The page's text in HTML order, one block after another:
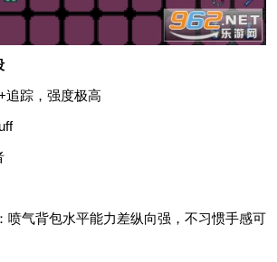
追踪，强度极高
喷气背包水平能力差纵向强，不习惯手感可